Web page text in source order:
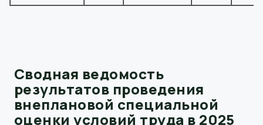
Сводная ведомость
результатов проведения
внеплановой специальной
оценки условий труда в 2025